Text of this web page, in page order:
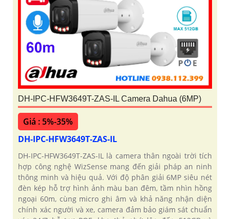
DH-IPC-HFW3649T-ZAS-IL Camera Dahua (6MP)
Giá : 5%-35%
DH-IPC-HFW3649T-ZAS-IL
DH-IPC-HFW3649T-ZAS-IL là camera thân ngoài trời tích
hợp công nghệ WizSense mang đến giải pháp an ninh
thông minh và hiệu quả. Với độ phân giải 6MP siêu nét
đèn kép hỗ trợ hình ảnh màu ban đêm, tầm nhìn hồng
ngoại 60m, cùng micro ghi âm và khả năng nhận diện
chính xác người và xe, camera đảm bảo giám sát chuẩn